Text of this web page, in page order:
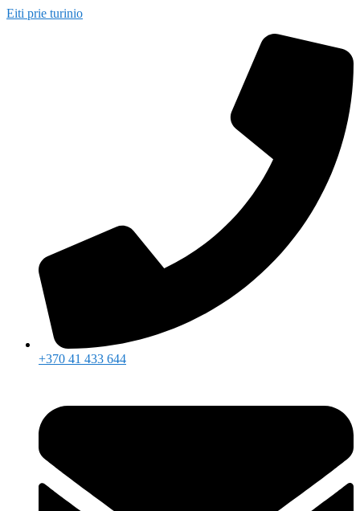
Eiti prie turinio
+370 41 433 644